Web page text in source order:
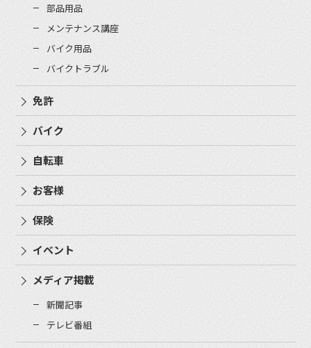
部品用品
メンテナンス講座
バイク用品
バイクトラブル
免許
バイク
自転車
お客様
保険
イベント
メディア掲載
新聞記事
テレビ番組